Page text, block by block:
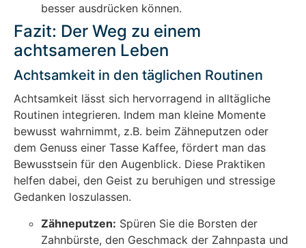
besser ausdrücken können.
Fazit: Der Weg zu einem
achtsameren Leben
Achtsamkeit in den täglichen Routinen
Achtsamkeit lässt sich hervorragend in alltägliche
Routinen integrieren. Indem man kleine Momente
bewusst wahrnimmt, z.B. beim Zähneputzen oder
dem Genuss einer Tasse Kaffee, fördert man das
Bewusstsein für den Augenblick. Diese Praktiken
helfen dabei, den Geist zu beruhigen und stressige
Gedanken loszulassen.
Zähneputzen: Spüren Sie die Borsten der
Zahnbürste, den Geschmack der Zahnpasta und